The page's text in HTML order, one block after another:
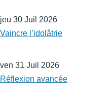
jeu 30 Juil 2026
Vaincre l’idolâtrie
ven 31 Juil 2026
Réflexion avancée